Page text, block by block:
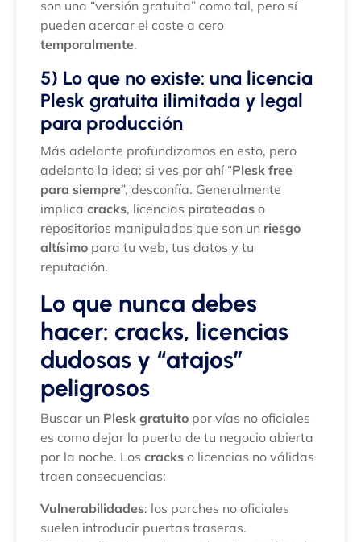
son una “versión gratuita” como tal, pero sí
pueden acercar el coste a cero
temporalmente.
5) Lo que no existe: una licencia
Plesk gratuita ilimitada y legal
para producción
Más adelante profundizamos en esto, pero
adelanto la idea: si ves por ahí “Plesk free
para siempre”, desconfía. Generalmente
implica cracks, licencias pirateadas o
repositorios manipulados que son un riesgo
altísimo para tu web, tus datos y tu
reputación.
Lo que nunca debes
hacer: cracks, licencias
dudosas y “atajos”
peligrosos
Buscar un Plesk gratuito por vías no oficiales
es como dejar la puerta de tu negocio abierta
por la noche. Los cracks o licencias no válidas
traen consecuencias:
Vulnerabilidades: los parches no oficiales
suelen introducir puertas traseras.